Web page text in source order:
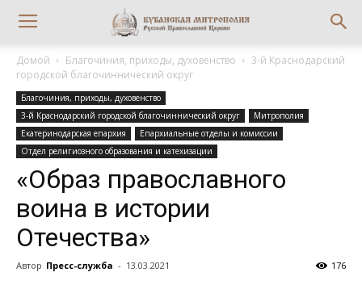
Домой Благочиния, приходы, духовенство
3-й Краснодарский
городской благочиннический округ
Благочиния, приходы, духовенство
3-й Краснодарский городской благочиннический округ
Митрополия
Екатеринодарская епархия
Епархиальные отделы и комиссии
Отдел религиозного образования и катехизации
«Образ православного
воина в истории
Отечества»
Автор Пресс-служба - 13.03.2021 176